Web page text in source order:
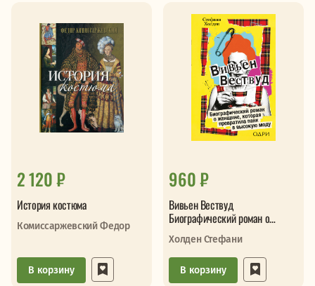
2 120 ₽
История костюма
Комиссаржевский Федор
В корзину
960 ₽
Вивьен Вествуд
Биографический роман о
женщине которая превратила
панк в высокую
Холден Стефани
В корзину